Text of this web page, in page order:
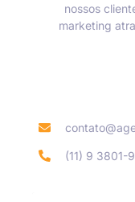
nossos
marketing
(11) 9 3801-